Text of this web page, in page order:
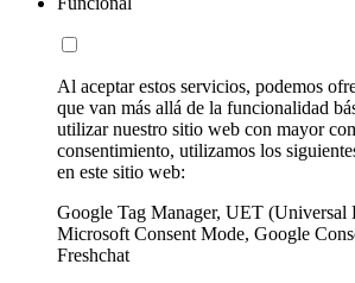
Al aceptar estos servicios, podemos
que van más allá de la funcionalidad
utilizar nuestro sitio web con mayor
consentimiento, utilizamos los
en este sitio web:
Google Tag Manager, UET (Universal
Microsoft Consent Mode, Google
Freshchat